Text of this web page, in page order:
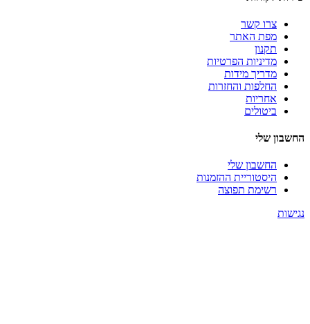
צרו קשר
מפת האתר
תקנון
מדיניות הפרטיות
מדריך מידות
החלפות והחזרות
אחריות
ביטולים
החשבון שלי
החשבון שלי
היסטוריית ההזמנות
רשימת תפוצה
נגישות